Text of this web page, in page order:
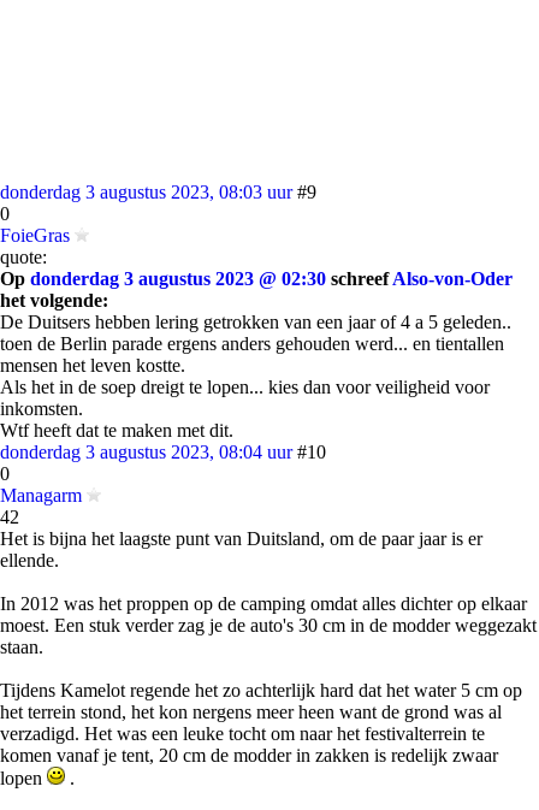
donderdag 3 augustus 2023, 08:03 uur #9
0
FoieGras
quote:
Op donderdag 3 augustus 2023 @ 02:30 schreefAlso-von-Oder
het volgende:
De Duitsers hebben lering getrokken van een jaar of 4 a 5 geleden..
toen de Berlin parade ergens anders gehouden werd... en tientallen
mensen het leven kostte.
Als het in de soep dreigt te lopen... kies dan voor veiligheid voor
inkomsten.
Wtf heeft dat te maken met dit.
donderdag 3 augustus 2023, 08:04 uur #10
0
Managarm
42
Het is bijna het laagste punt van Duitsland, om de paar jaar is er
ellende.
In 2012 was het proppen op de camping omdat alles dichter op elkaar
moest. Een stuk verder zag je de auto's 30 cm in de modder weggezakt
staan.
Tijdens Kamelot regende het zo achterlijk hard dat het water 5 cm op
het terrein stond, het kon nergens meer heen want de grond was al
verzadigd. Het was een leuke tocht om naar het festivalterrein te
komen vanaf je tent, 20 cm de modder in zakken is redelijk zwaar
lopen
.